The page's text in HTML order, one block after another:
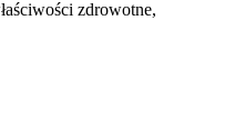
zdrowotne,